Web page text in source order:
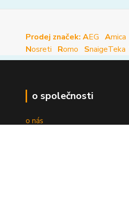
Prodej značek: AEG Amica
Nosreti Romo SnaigeTeka
o společnosti
o nás